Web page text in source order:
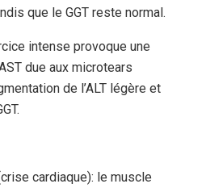
que le GGT reste normal.
intense provoque une
due aux microtears
de l’ALT légère et
cardiaque): le muscle